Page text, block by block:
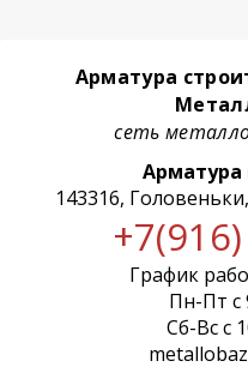
Арматура
сеть
Арматура
143316,
График
Пн-Пт с
Сб-Вс с